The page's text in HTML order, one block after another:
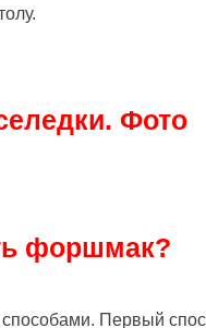
Фото
форшмак?
Первый